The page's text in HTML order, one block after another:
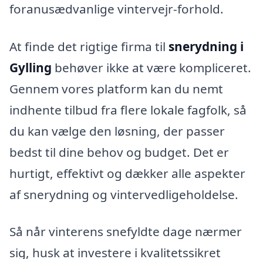
foranusædvanlige vintervejr-forhold.
At finde det rigtige firma til snerydning i
Gylling behøver ikke at være kompliceret.
Gennem vores platform kan du nemt
indhente tilbud fra flere lokale fagfolk, så
du kan vælge den løsning, der passer
bedst til dine behov og budget. Det er
hurtigt, effektivt og dækker alle aspekter
af snerydning og vintervedligeholdelse.
Så når vinterens snefyldte dage nærmer
sig, husk at investere i kvalitetssikret